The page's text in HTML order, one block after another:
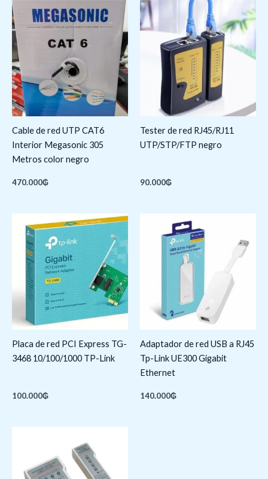
Cable de red UTP CAT6
Interior Megasonic 305
Metros color negro
470.000₲
Tester de red RJ45/RJ11
UTP/STP/FTP negro
90.000₲
Placa de red PCI Express TG-
3468 10/100/1000 TP-Link
100.000₲
Adaptador de red USB a RJ45
Tp-Link UE300 Gigabit
Ethernet
140.000₲